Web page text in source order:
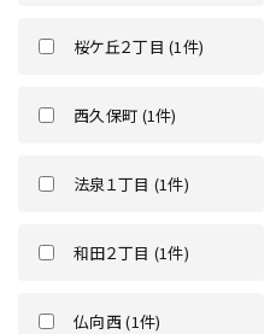
桜ケ丘２丁目 (1件)
西久保町 (1件)
法泉１丁目 (1件)
和田２丁目 (1件)
仏向西 (1件)